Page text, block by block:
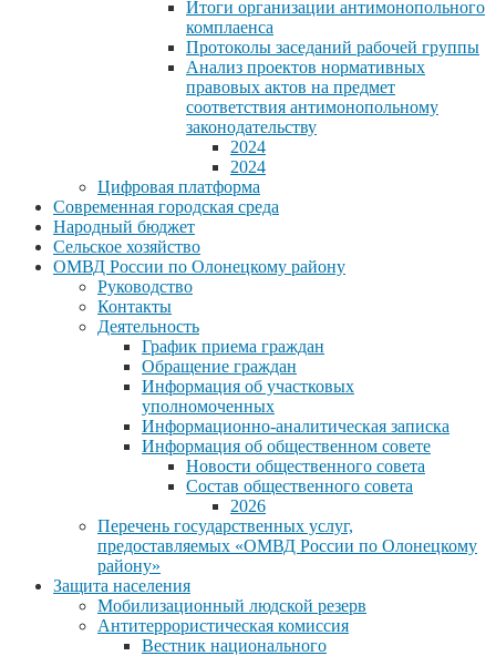
Итоги организации антимонопольного
комплаенса
Протоколы заседаний рабочей группы
Анализ проектов нормативных
правовых актов на предмет
соответствия антимонопольному
законодательству
2024
2024
Цифровая платформа
Современная городская среда
Народный бюджет
Сельское хозяйство
ОМВД России по Олонецкому району
Руководство
Контакты
Деятельность
График приема граждан
Обращение граждан
Информация об участковых
уполномоченных
Информационно-аналитическая записка
Информация об общественном совете
Новости общественного совета
Состав общественного совета
2026
Перечень государственных услуг,
предоставляемых «ОМВД России по Олонецкому
району»
Защита населения
Мобилизационный людской резерв
Антитеррористическая комиссия
Вестник национального